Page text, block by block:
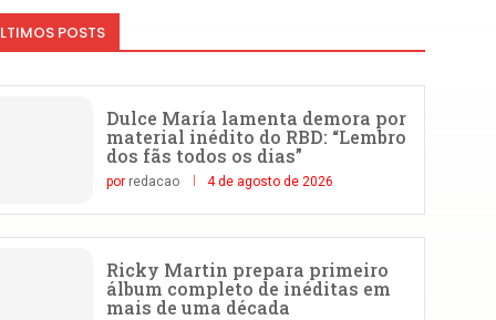
POSTS
Dulce María lamenta demora por
material inédito do RBD: “Lembro
dos fãs todos os dias”
por redacao 4 de agosto de 2026
Ricky Martin prepara primeiro
álbum completo de inéditas em
mais de uma década